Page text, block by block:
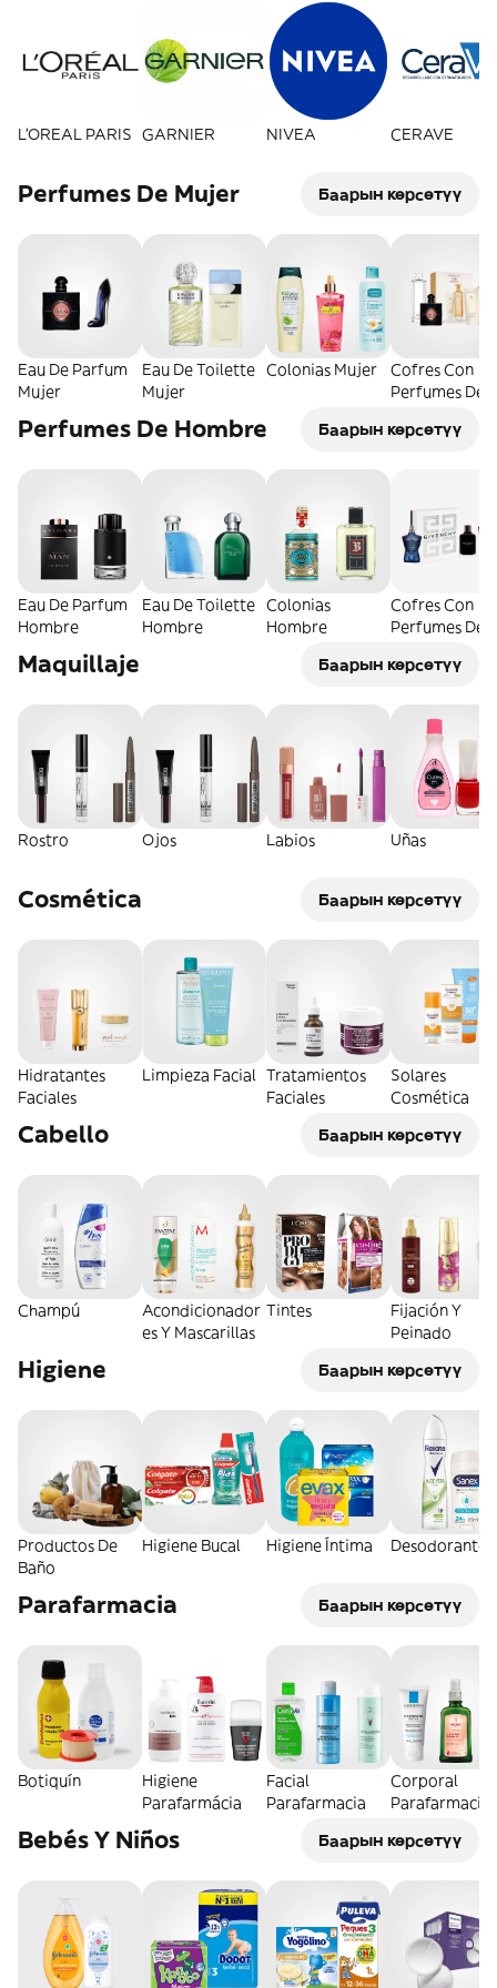
L'OREAL PARIS GARNIER NIVEA CERAVE
Perfumes De Mujer Баарын көрсөтүү
Eau De Parfum
Mujer
Eau De Toilette
Mujer
Colonias Mujer
Cofres Con
Perfumes De
Perfumes De Hombre Баарын көрсөтүү
Eau De Parfum
Hombre
Eau De Toilette
Hombre
Colonias
Hombre
Cofres Con
Perfumes De
Maquillaje Баарын көрсөтүү
Rostro Ojos Labios Uñas
Cosmética Баарын көрсөтүү
Hidratantes
Faciales
Limpieza Facial Tratamientos
Faciales
Solares
Cosmética
Cabello Баарын көрсөтүү
Champú
Acondicionador
es Y Mascarillas
Tintes
Fijación Y
Peinado
Higiene Баарын көрсөтүү
Productos De
Baño
Higiene Bucal Higiene Íntima Desodorantes
Parafarmacia Баарын көрсөтүү
Botiquín
Higiene
Parafarmácia
Facial
Parafarmacia
Corporal
Parafarmacia
Bebés Y Niños Баарын көрсөтүү